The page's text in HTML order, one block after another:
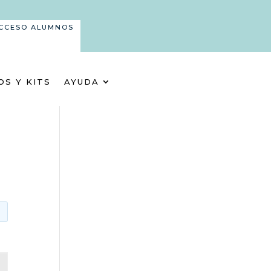
ALUMNOS
Y KITS AYUDA